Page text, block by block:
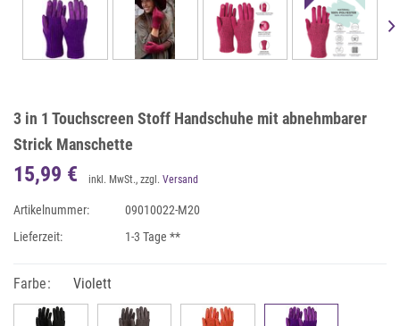
3 in 1 Touchscreen Stoff Handschuhe mit abnehmbarer
Strick Manschette
15,99 € inkl. MwSt., zzgl. Versand
Artikelnummer:
09010022-M20
Lieferzeit:
1-3 Tage **
Farbe: Violett